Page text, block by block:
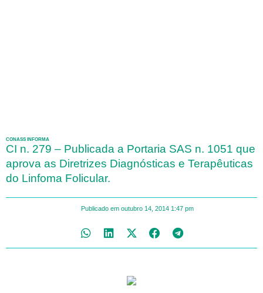
CONASS INFORMA
CI n. 279 – Publicada a Portaria SAS n. 1051 que
aprova as Diretrizes Diagnósticas e Terapêuticas
do Linfoma Folicular.
Publicado em outubro 14, 2014 1:47 pm